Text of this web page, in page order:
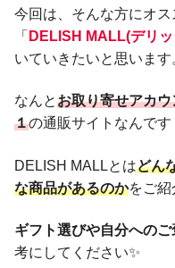
今回は、そんな方にオ
「 DELISH MALL(デリ
いていきたいと思います
なんとお取り寄せアカ
１の通販サイトなんです
DELISH MALLとはどん
な商品があるのかをご紹
ギフト選びや自分への
考にしてください✨